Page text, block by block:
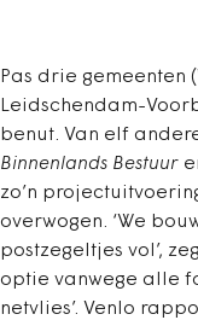
Pas drie gemeenten
Leidschendam-
benut. Van elf
Binnenlands Bestuur
zo’n
overwogen. ‘We
postzegeltjes vol’,
optie vanwege alle
netvlies’. Venlo